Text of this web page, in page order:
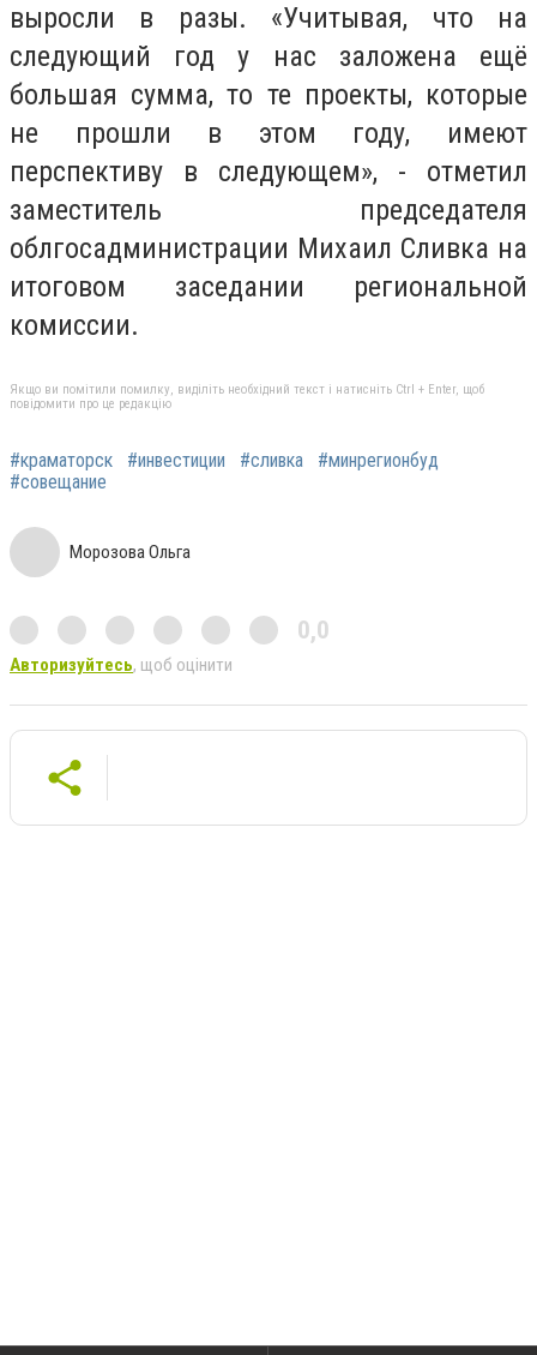
выросли в разы. «Учитывая, что на
следующий год у нас заложена ещё
большая сумма, то те проекты, которые
не прошли в этом году, имеют
перспективу в следующем», - отметил
заместитель председателя
облгосадминистрации Михаил Сливка на
итоговом заседании региональной
комиссии.
Якщо ви помітили помилку, виділіть необхідний текст і натисніть Ctrl + Enter, щоб
повідомити про це редакцію
#краматорск #инвестиции #сливка
#минрегионбуд
#совещание
Морозова Ольга
0,0
Авторизуйтесь, щоб оцінити